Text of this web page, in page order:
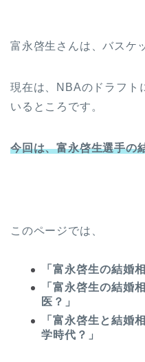
富永啓生さんは、バスケ
現在は、NBAのドラフト
いるところです。
今回は、富永啓生選手の
このページでは、
「富永啓生の結婚
「富永啓生の結婚
医？」
「富永啓生と結婚
学時代？」